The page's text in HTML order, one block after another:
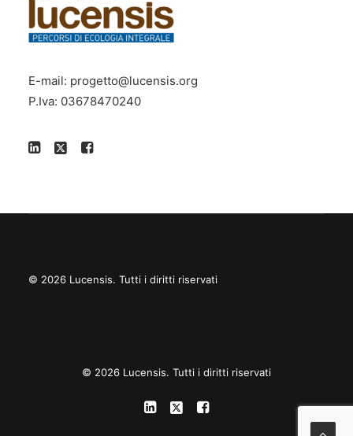
E-mail: progetto@lucensis.org
P.Iva: 03678470240
© 2026 Lucensis. Tutti i diritti riservati
© 2026 Lucensis. Tutti i diritti riservati